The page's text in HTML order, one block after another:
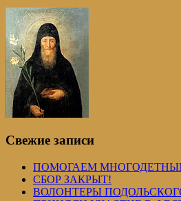
Свежие записи
ПОМОГАЕМ
СБОР ЗАКРЫТ!
ВОЛОНТЕРЫ